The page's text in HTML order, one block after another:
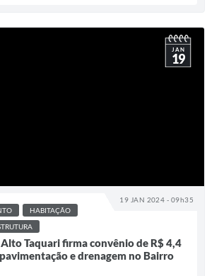
19 JAN 2024 - 09h35
JAN
19
HABITAÇÃO
Taquari firma convênio de R$ 4,4
e drenagem no Bairro